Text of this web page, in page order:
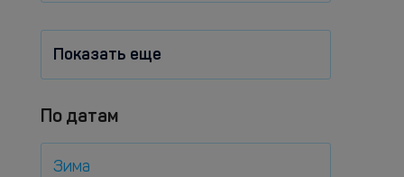
Показать еще
По датам
Зима